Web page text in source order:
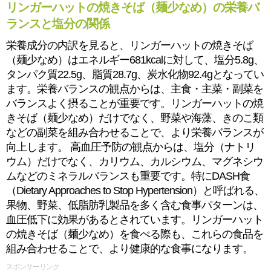
リンガーハットの焼きそば（麺少なめ）の栄養バ
ランスと塩分の関係
栄養成分の内訳を見ると、リンガーハットの焼きそば
（麺少なめ）はエネルギー681kcalに対して、塩分5.8g、
タンパク質22.5g、脂質28.7g、炭水化物92.4gとなってい
ます。栄養バランスの観点からは、主食・主菜・副菜を
バランスよく摂ることが重要です。リンガーハットの焼
きそば（麺少なめ）だけでなく、野菜や海藻、きのこ類
などの副菜を組み合わせることで、より栄養バランスが
向上します。 高血圧予防の観点からは、塩分（ナトリ
ウム）だけでなく、カリウム、カルシウム、マグネシウ
ムなどのミネラルバランスも重要です。特にDASH食
（Dietary Approaches to Stop Hypertension）と呼ばれる、
果物、野菜、低脂肪乳製品を多く含む食事パターンは、
血圧低下に効果があるとされています。リンガーハット
の焼きそば（麺少なめ）を食べる際も、これらの食品を
組み合わせることで、より健康的な食事になります。
スポンサーリンク